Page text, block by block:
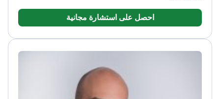
بالزرعاتماهر في تركيبات الزرعات والترميمات
يتحدث الإنجليزية والألمانية والإسبانية بطلاقة
احصل على استشارة مجانية